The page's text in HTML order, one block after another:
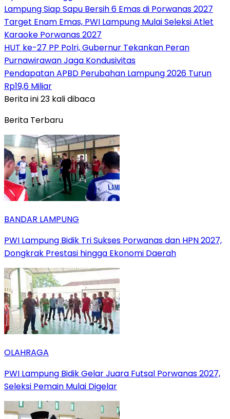
Lampung Siap Sapu Bersih 6 Emas di Porwanas 2027
Target Enam Emas, PWI Lampung Mulai Seleksi Atlet
Karaoke Porwanas 2027
HUT ke-27 PP Polri, Gubernur Tekankan Peran
Purnawirawan Jaga Kondusivitas
Pendapatan APBD Perubahan Lampung 2026 Turun
Rp19,6 Miliar
Berita ini 23 kali dibaca
Berita Terbaru
BANDAR LAMPUNG
PWI Lampung Bidik Tri Sukses Porwanas dan HPN 2027,
Dongkrak Prestasi hingga Ekonomi Daerah
OLAHRAGA
PWI Lampung Bidik Gelar Juara Futsal Porwanas 2027,
Seleksi Pemain Mulai Digelar